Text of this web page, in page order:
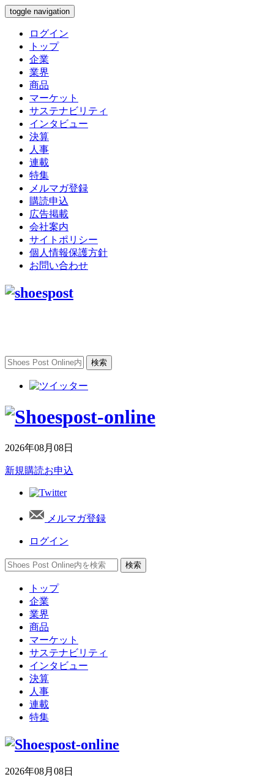
toggle navigation
ログイン
トップ
企業
業界
商品
マーケット
サステナビリティ
インタビュー
決算
人事
連載
特集
メルマガ登録
購読申込
広告掲載
会社案内
サイトポリシー
個人情報保護方針
お問い合わせ
2026年08月08日
新規購読お申込
メルマガ登録
ログイン
トップ
企業
業界
商品
マーケット
サステナビリティ
インタビュー
決算
人事
連載
特集
2026年08月08日